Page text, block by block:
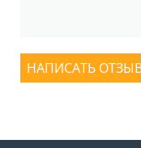
НАПИСАТЬ